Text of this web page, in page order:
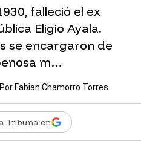
falleció el ex
Eligio Ayala.
se encargaron de
m…
Por Fabian Chamorro Torres
Tribuna en